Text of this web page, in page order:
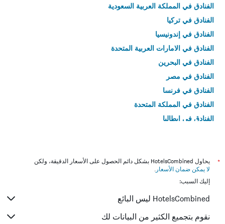
الفنادق في المملكة العربية السعودية
الفنادق في تركيا
الفنادق في إندونيسيا
الفنادق في الامارات العربية المتحدة
الفنادق في البحرين
الفنادق في مصر
الفنادق في فرنسا
الفنادق في المملكة المتحدة
الفنادق في إيطاليا
*
يحاول HotelsCombined بشكل دائم الحصول على الأسعار الدقيقة، ولكن
لا يمكن ضمان الأسعار .
إليك السبب:
HotelsCombined ليس البائع
نقوم بتجميع الكثير من البيانات لك